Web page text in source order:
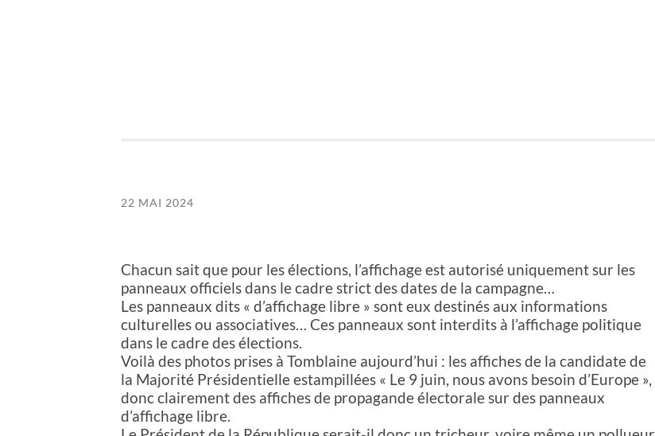
22 MAI 2024
Chacun sait que pour les élections, l’affichage est autorisé uniquement sur les
panneaux officiels dans le cadre strict des dates de la campagne…
Les panneaux dits « d’affichage libre » sont eux destinés aux informations
culturelles ou associatives… Ces panneaux sont interdits à l’affichage politique
dans le cadre des élections.
Voilà des photos prises à Tomblaine aujourd’hui : les affiches de la candidate de
la Majorité Présidentielle estampillées « Le 9 juin, nous avons besoin d’Europe »,
donc clairement des affiches de propagande électorale sur des panneaux
d’affichage libre.